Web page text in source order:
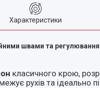
Характеристики
швами та
класичного крою,
рухів та ідеально